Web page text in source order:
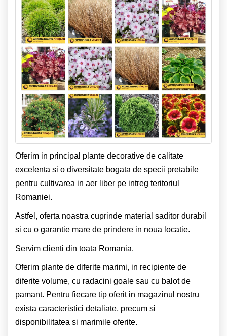
Oferim in principal plante decorative de calitate
excelenta si o diversitate bogata de specii pretabile
pentru cultivarea in aer liber pe intreg teritoriul
Romaniei.
Astfel, oferta noastra cuprinde material saditor durabil
si cu o garantie mare de prindere in noua locatie.
Servim clienti din toata Romania.
Oferim plante de diferite marimi, in recipiente de
diferite volume, cu radacini goale sau cu balot de
pamant. Pentru fiecare tip oferit in magazinul nostru
exista caracteristici detaliate, precum si
disponibilitatea si marimile oferite.